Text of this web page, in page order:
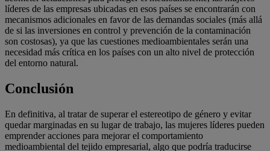
líderes de las empresas ubicadas en esos países se encontrarán con
mecanismos adicionales en favor de las demandas sociales (más allá
de si las inversiones en control y prevención de la contaminación
son costosas), ya que las cuestiones medioambientales serán una
necesidad más crítica en los países con un alto nivel de protección
del entorno natural.
Conclusión
En definitiva, al tratar de superar el estereotipo de género y evitar
quedar marginadas en su lugar de trabajo, las mujeres líderes pueden
emprender acciones para mejorar el comportamiento
medioambiental del tejido empresarial, algo que podría traducirse